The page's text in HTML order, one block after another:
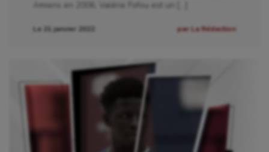
Amiens en 2006, Valérie Fofou est un […]
Le 21 janvier 2022 par La Rédaction